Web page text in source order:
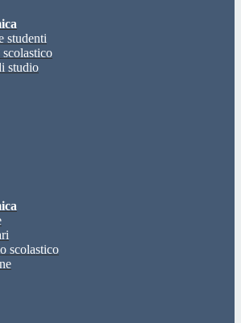
studenti
scolastico
studio
scolastico